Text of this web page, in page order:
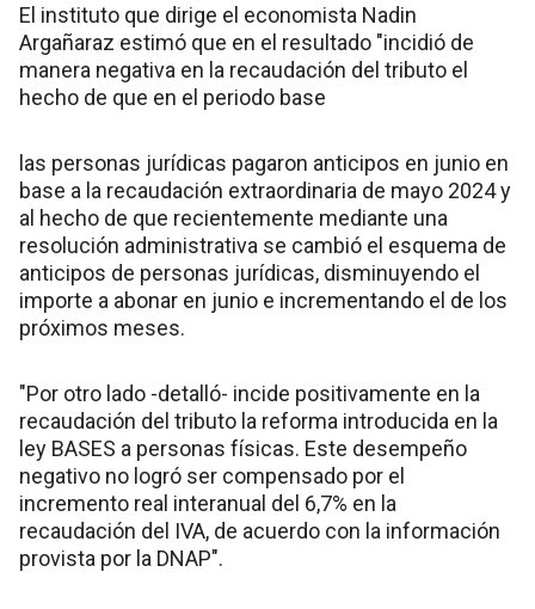
El instituto que dirige el economista Nadin
Argañaraz estimó que en el resultado "incidió de
manera negativa en la recaudación del tributo el
hecho de que en el periodo base
las personas jurídicas pagaron anticipos en junio en
base a la recaudación extraordinaria de mayo 2024 y
al hecho de que recientemente mediante una
resolución administrativa se cambió el esquema de
anticipos de personas jurídicas, disminuyendo el
importe a abonar en junio e incrementando el de los
próximos meses.
"Por otro lado -detalló- incide positivamente en la
recaudación del tributo la reforma introducida en la
ley BASES a personas físicas. Este desempeño
negativo no logró ser compensado por el
incremento real interanual del 6,7% en la
recaudación del IVA, de acuerdo con la información
provista por la DNAP".